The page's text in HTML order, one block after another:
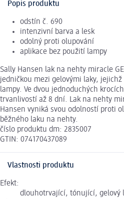
Popis produktu
odstín č. 690
intenzivní barva a lesk
odolný proti olupování
aplikace bez použití lampy
Sally Hansen lak na nehty miracle
jedničkou mezi gelovými laky,
lampy. Ve dvou jednoduchých
trvanlivostí až 8 dní. Lak na nehty
Hansen vyniká svou odolností proti
běžného laku na nehty.
číslo produktu dm: 2835007
GTIN: 074170437089
Vlastnosti produktu
Efekt:
dlouhotrvající, tónující, gelový